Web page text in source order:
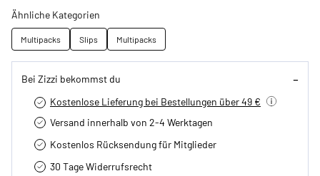
Ähnliche Kategorien
Multipacks Slips Multipacks
Bei Zizzi bekommst du
Kostenlose Lieferung bei Bestellungen über 49 €
Versand innerhalb von 2-4 Werktagen
Kostenlos Rücksendung für Mitglieder
30 Tage Widerrufsrecht